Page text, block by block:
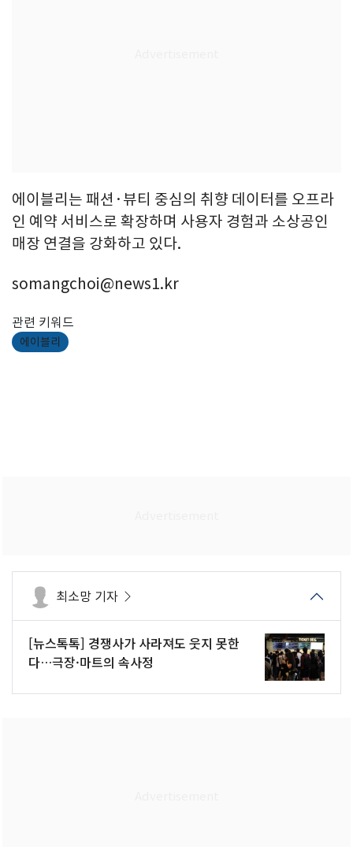
에이블리는 패션·뷰티 중심의 취향 데이터를 오프라
인 예약 서비스로 확장하며 사용자 경험과 소상공인
매장 연결을 강화하고 있다.
somangchoi@news1.kr
관련 키워드
에이블리
최소망 기자
[뉴스톡톡] 경쟁사가 사라져도 웃지 못한
다…극장·마트의 속사정